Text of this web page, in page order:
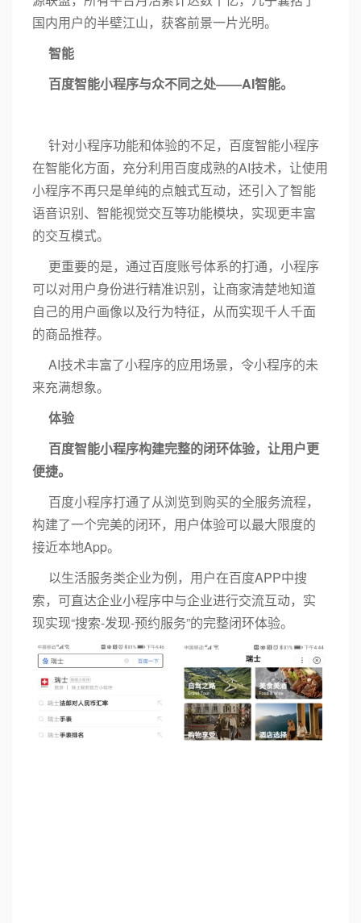
国内用户的半壁江山，获客前景一片光明。
智能
百度智能小程序与众不同之处——AI智能。
针对小程序功能和体验的不足，百度智能小程序
在智能化方面，充分利用百度成熟的AI技术，让使用
小程序不再只是单纯的点触式互动，还引入了智能
语音识别、智能视觉交互等功能模块，实现更丰富
的交互模式。
更重要的是，通过百度账号体系的打通，小程序
可以对用户身份进行精准识别，让商家清楚地知道
自己的用户画像以及行为特征，从而实现千人千面
的商品推荐。
AI技术丰富了小程序的应用场景，令小程序的未
来充满想象。
体验
百度智能小程序构建完整的闭环体验，让用户更
便捷。
百度小程序打通了从浏览到购买的全服务流程，
构建了一个完美的闭环，用户体验可以最大限度的
接近本地App。
以生活服务类企业为例，用户在百度APP中搜
索，可直达企业小程序中与企业进行交流互动，实
现实现“搜索-发现-预约服务”的完整闭环体验。